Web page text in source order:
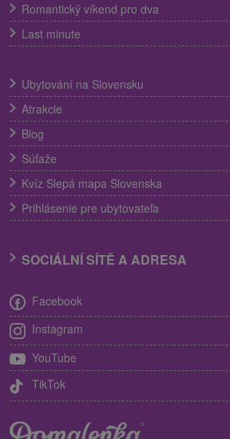
Romantický víkend pro dva
Last minute
Ubytování na Slovensku
Atrakcie
Blog
Súťaže
Kvíz Slepá mapa Slovenska
Prihlásenie pre ubytovateľa
SOCIÁLNÍ SÍTĚ A ADRESA
Facebook
Instagram
YouTube
TikTok